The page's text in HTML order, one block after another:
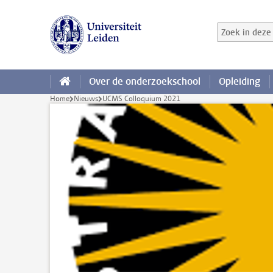
Zoek in deze
Zoekterm
Over de onderzoekschool Opleiding
Home Nieuws UCMS Colloquium 2021